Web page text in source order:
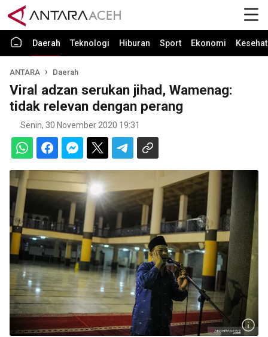
Daerah Teknologi Hiburan Sport Ekonomi
ANTARA Daerah
Viral adzan serukan jihad, Wamenag:
tidak relevan dengan perang
Senin, 30 November 2020 19:31